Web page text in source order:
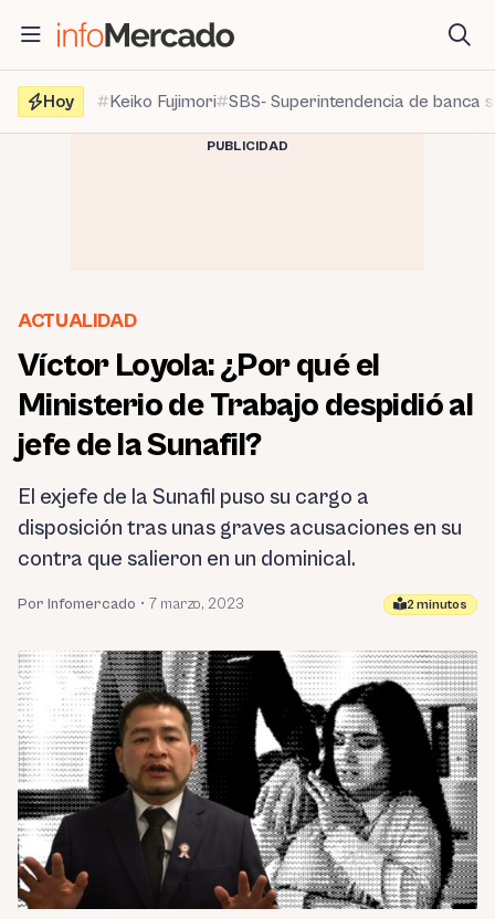
contenido
Hoy
Keiko Fujimori SBS- Superintendencia de banca
PUBLICIDAD
ACTUALIDAD
Víctor Loyola: ¿Por qué el
Ministerio de Trabajo despidió al
jefe de la Sunafil?
El exjefe de la Sunafil puso su cargo a
disposición tras unas graves acusaciones en su
contra que salieron en un dominical.
Por Infomercado • 7 marzo, 2023 2 minutos